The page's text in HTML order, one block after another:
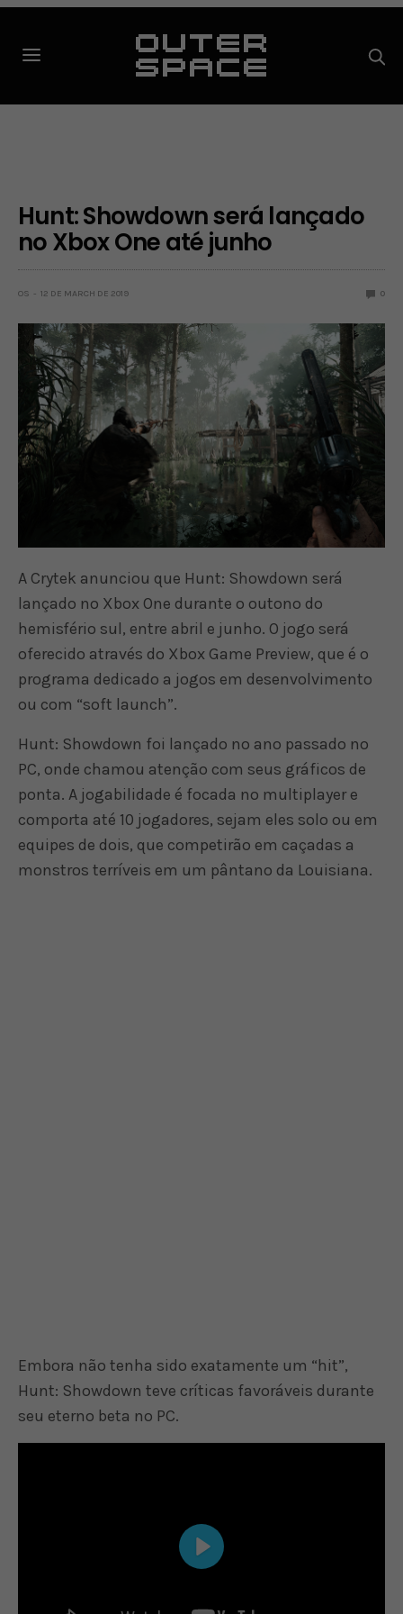
Hunt: Showdown será lançado
no Xbox One até junho
OS 12 DE MARCH DE 2019 0
A Crytek anunciou que Hunt: Showdown será
lançado no Xbox One durante o outono do
hemisfério sul, entre abril e junho. O jogo será
oferecido através do Xbox Game Preview, que é o
programa dedicado a jogos em desenvolvimento
ou com “soft launch”.
Hunt: Showdown foi lançado no ano passado no
PC, onde chamou atenção com seus gráficos de
ponta. A jogabilidade é focada no multiplayer e
comporta até 10 jogadores, sejam eles solo ou em
equipes de dois, que competirão em caçadas a
monstros terríveis em um pântano da Louisiana.
Embora não tenha sido exatamente um “hit”,
Hunt: Showdown teve críticas favoráveis durante
seu eterno beta no PC.
Play